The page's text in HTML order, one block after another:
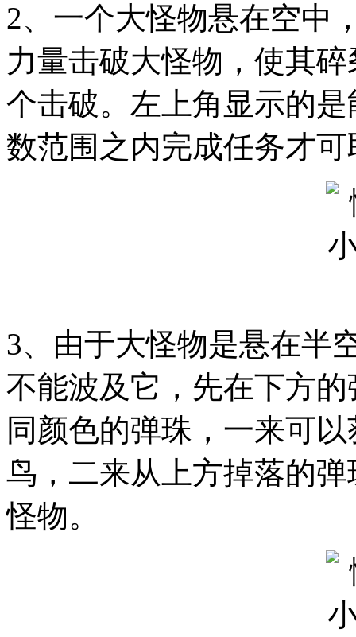
2、一个大怪物悬在空中
力量击破大怪物，使其
个击破。左上角显示的
数范围之内完成任务才
3、由于大怪物是悬在半
不能波及它，先在下方
同颜色的弹珠，一来可
鸟，二来从上方掉落的
怪物。